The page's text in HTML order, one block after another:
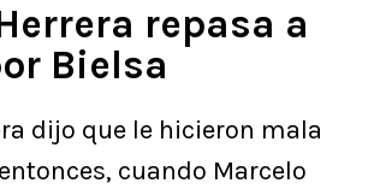
repasa a
Bielsa
dijo que le hicieron mala
cuando Marcelo